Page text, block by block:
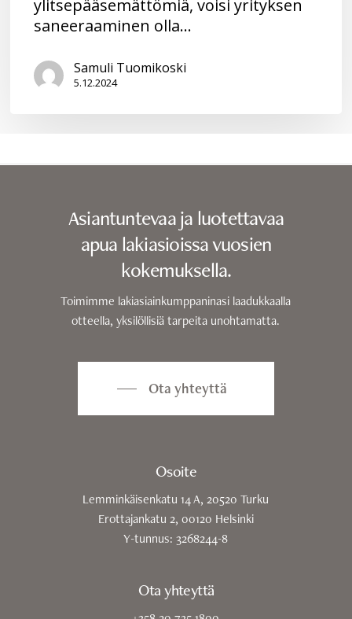
ylitsepääsemättömiä, voisi yrityksen
saneeraaminen olla…
Samuli Tuomikoski
5.12.2024
Asiantuntevaa ja luotettavaa
apua lakiasioissa vuosien
kokemuksella.
Toimimme lakiasiainkumppaninasi laadukkaalla
otteella, yksilöllisiä tarpeita unohtamatta.
Ota yhteyttä
Osoite
Lemminkäisenkatu 14 A, 20520 Turku
Erottajankatu 2, 00120 Helsinki
Y-tunnus: 3268244-8
Ota yhteyttä